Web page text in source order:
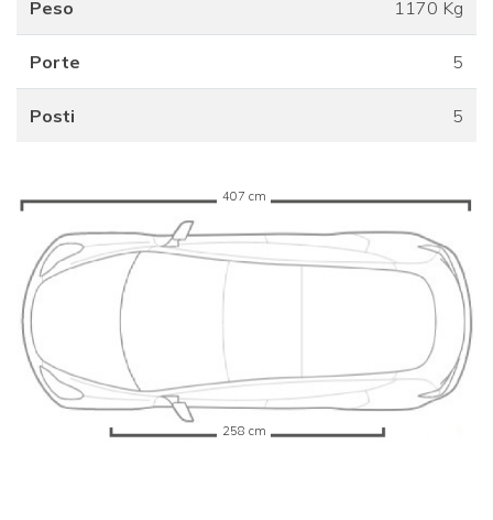
Peso 1170 Kg
Porte 5
Posti 5
407 cm
258 cm